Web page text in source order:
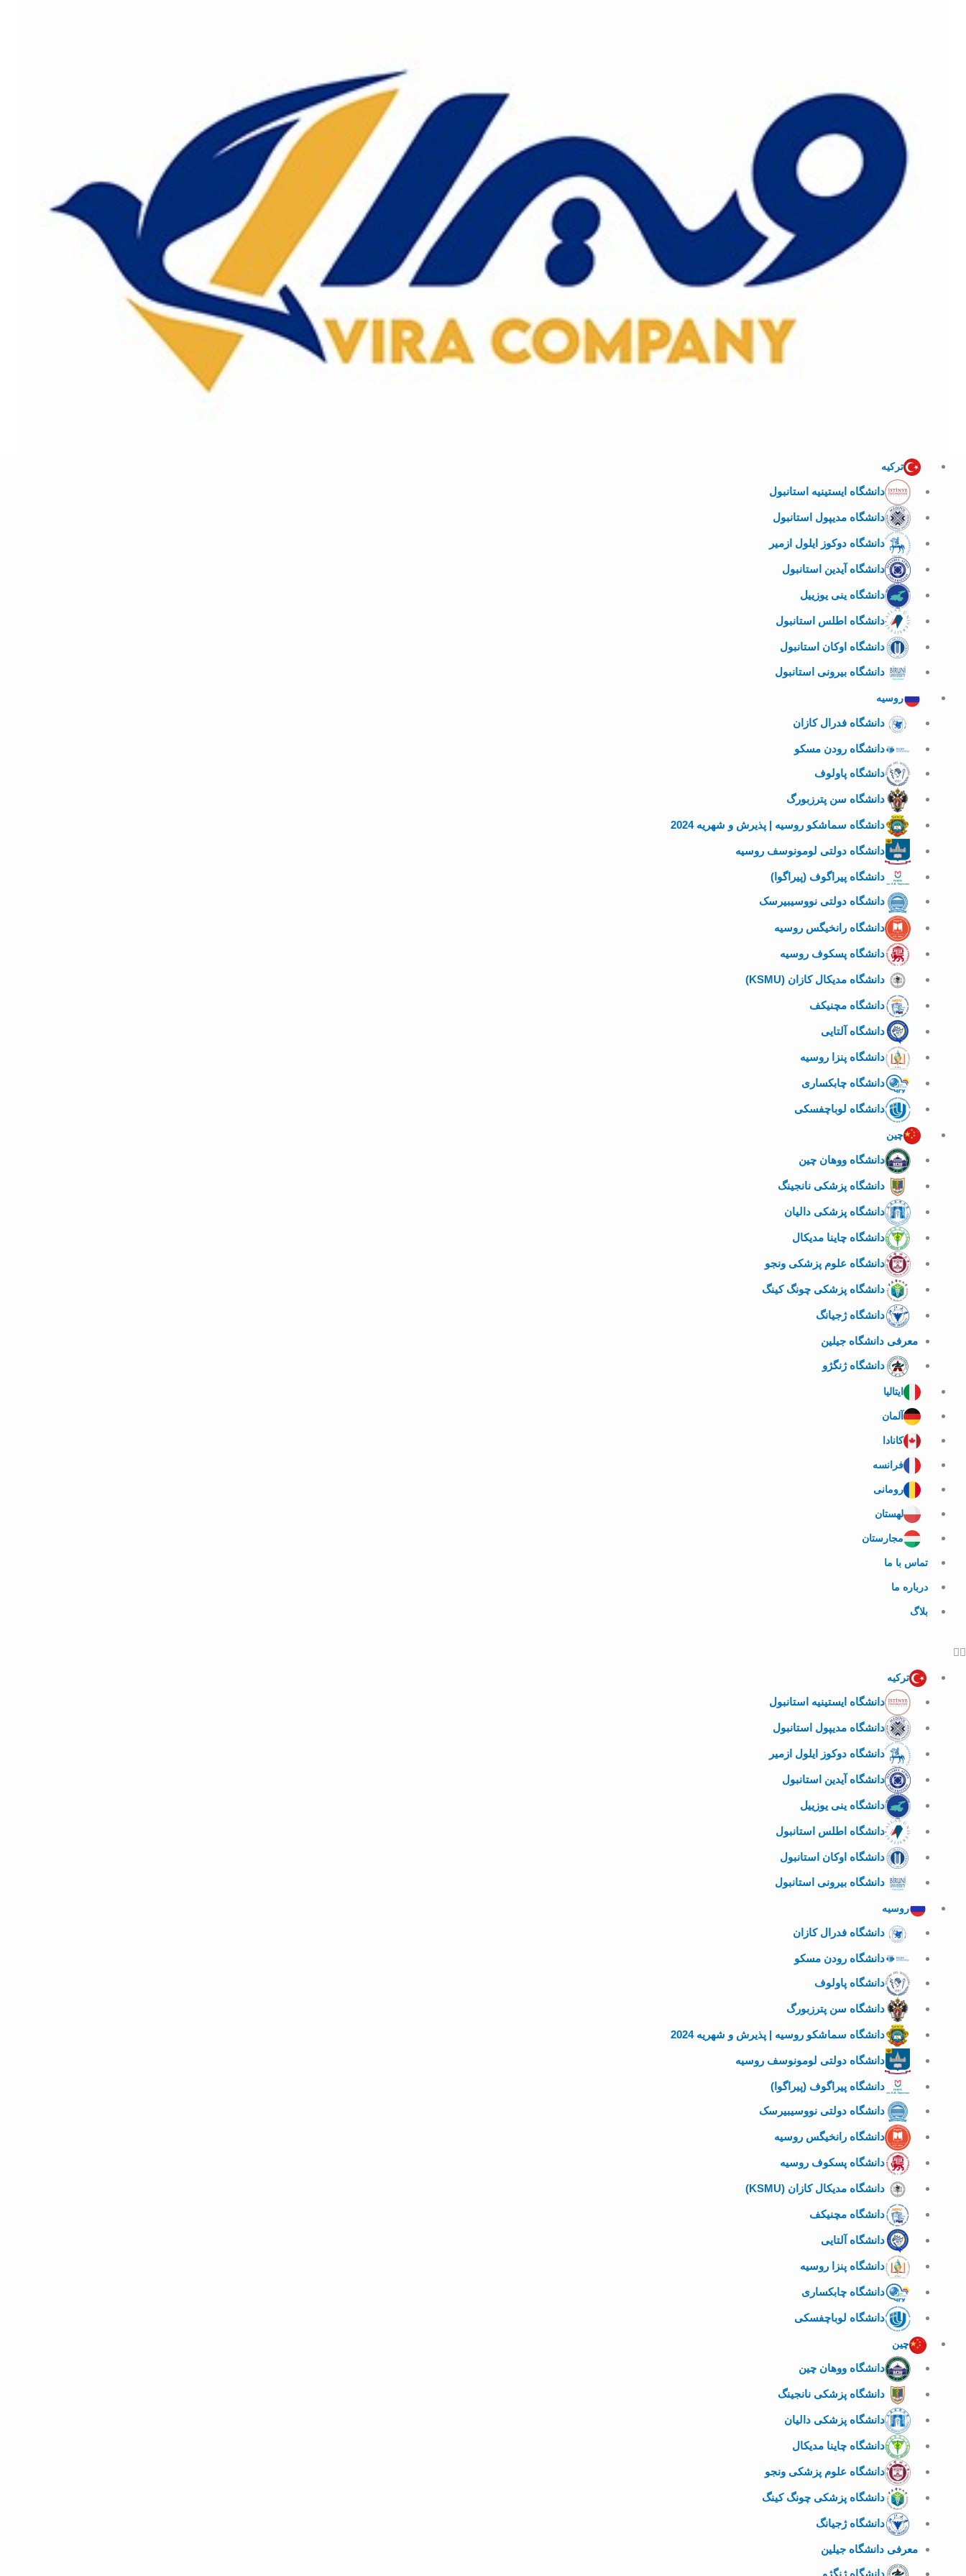
ترکیه
دانشگاه ایستینیه استانبول
دانشگاه مدیپول استانبول
دانشگاه دوکوز ایلول ازمیر
دانشگاه آیدین استانبول
دانشگاه ینی یوزییل
دانشگاه اطلس استانبول
دانشگاه اوکان استانبول
دانشگاه بیرونی استانبول
روسیه
دانشگاه فدرال کازان
دانشگاه رودن مسکو
دانشگاه پاولوف
دانشگاه سن پترزبورگ
دانشگاه سماشکو روسیه | پذیرش و شهریه 2024
دانشگاه دولتی لومونوسف روسیه
دانشگاه پیراگوف (پیراگوا)
دانشگاه دولتی نووسیبیرسک
دانشگاه رانخیگس روسیه
دانشگاه پسکوف روسیه
دانشگاه مدیکال کازان (KSMU)
دانشگاه مچنیکف
دانشگاه آلتایی
دانشگاه پنزا روسیه
دانشگاه چابکساری
دانشگاه لوباچفسکی
چین
دانشگاه ووهان چین
دانشگاه پزشکی نانجینگ
دانشگاه پزشکی دالیان
دانشگاه چاینا مدیکال
دانشگاه علوم پزشکی ونجو
دانشگاه پزشکی چونگ کینگ
دانشگاه ژجیانگ
معرفی دانشگاه جیلین
دانشگاه ژنگژو
ایتالیا
آلمان
کانادا
فرانسه
رومانی
لهستان
مجارستان
تماس با ما
درباره ما
بلاگ
ترکیه
دانشگاه ایستینیه استانبول
دانشگاه مدیپول استانبول
دانشگاه دوکوز ایلول ازمیر
دانشگاه آیدین استانبول
دانشگاه ینی یوزییل
دانشگاه اطلس استانبول
دانشگاه اوکان استانبول
دانشگاه بیرونی استانبول
روسیه
دانشگاه فدرال کازان
دانشگاه رودن مسکو
دانشگاه پاولوف
دانشگاه سن پترزبورگ
دانشگاه سماشکو روسیه | پذیرش و شهریه 2024
دانشگاه دولتی لومونوسف روسیه
دانشگاه پیراگوف (پیراگوا)
دانشگاه دولتی نووسیبیرسک
دانشگاه رانخیگس روسیه
دانشگاه پسکوف روسیه
دانشگاه مدیکال کازان (KSMU)
دانشگاه مچنیکف
دانشگاه آلتایی
دانشگاه پنزا روسیه
دانشگاه چابکساری
دانشگاه لوباچفسکی
چین
دانشگاه ووهان چین
دانشگاه پزشکی نانجینگ
دانشگاه پزشکی دالیان
دانشگاه چاینا مدیکال
دانشگاه علوم پزشکی ونجو
دانشگاه پزشکی چونگ کینگ
دانشگاه ژجیانگ
معرفی دانشگاه جیلین